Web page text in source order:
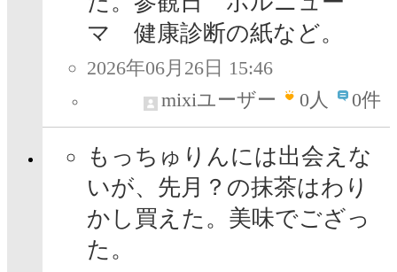
マ 健康診断の紙など。
2026年06月26日 15:46
mixiユーザー
0人 0件
もっちゅりんには出会えな
いが、先月？の抹茶はわり
かし買えた。美味でござっ
た。